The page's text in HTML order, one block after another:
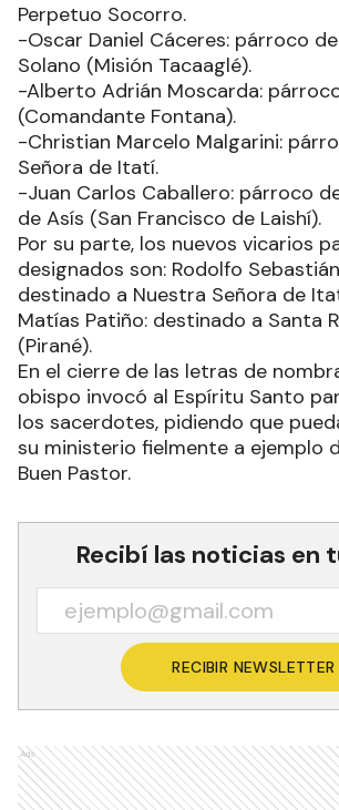
Perpetuo Socorro.
-Oscar Daniel Cáceres: párroco
Solano (Misión Tacaaglé).
-Alberto Adrián Moscarda:
(Comandante Fontana).
-Christian Marcelo Malgarini:
Señora de Itatí.
-Juan Carlos Caballero: párroco
de Asís (San Francisco de Laishí).
Por su parte, los nuevos vicarios
designados son: Rodolfo
destinado a Nuestra Señora de
Matías Patiño: destinado a Santa
(Pirané).
En el cierre de las letras de
obispo invocó al Espíritu Santo
los sacerdotes, pidiendo que
su ministerio fielmente a ejemplo
Buen Pastor.
Recibí las noticias en
RECIBIR NEWSLETTER
Ads